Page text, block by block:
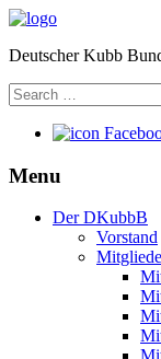
Deutscher Kubb
Search
for:
Menu
Der DKubbB
Vorstand